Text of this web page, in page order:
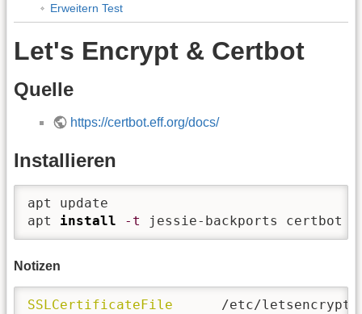
Erweitern Test
Let's Encrypt & Certbot
Quelle
https://certbot.eff.org/docs/
Installieren
apt update
apt install -t jessie-backports certbot
Notizen
SSLCertificateFile